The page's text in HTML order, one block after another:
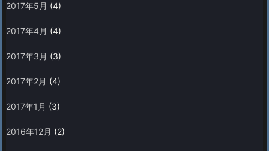
2017年5月 (4)
2017年4月 (4)
2017年3月 (3)
2017年2月 (4)
2017年1月 (3)
2016年12月 (2)